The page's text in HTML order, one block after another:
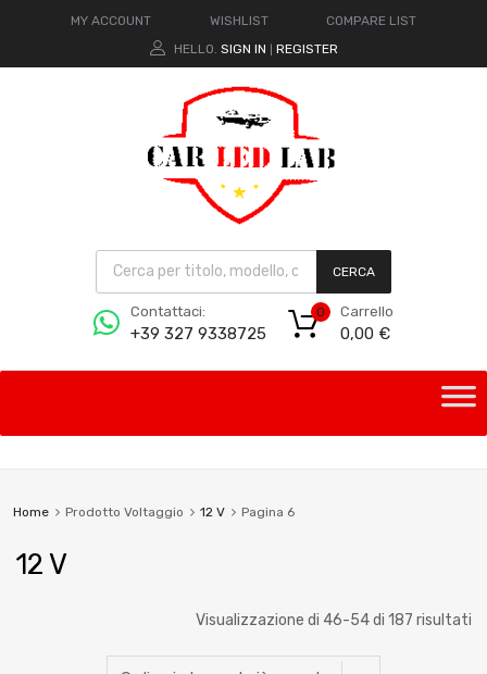
MY ACCOUNT WISHLIST
COMPARE LIST
HELLO. SIGN IN REGISTER
CERCA
Contattaci:
+39 327 9338725
Carrello
0,00 €
0
Home Prodotto Voltaggio 12 V Pagina 6
12 V
Visualizzazione di 46-54 di 187 risultati